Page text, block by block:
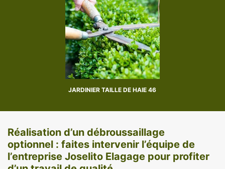
JARDINIER TAILLE DE HAIE 46
Réalisation d’un débroussaillage
optionnel : faites intervenir l’équipe de
l’entreprise Joselito Elagage pour profiter